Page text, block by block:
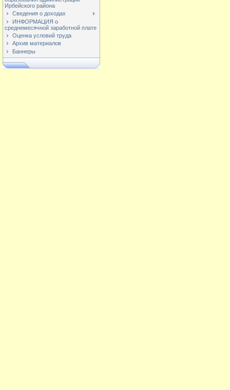
Ирбейского района
Сведения о доходах
ИНФОРМАЦИЯ о
среднемесячной заработной плате
Оценка условий труда
Архив материалов
Баннеры